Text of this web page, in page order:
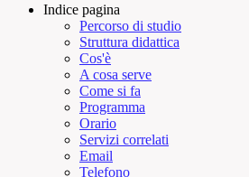
Indice pagina
Percorso di studio
Struttura didattica
Cos'è
A cosa serve
Come si fa
Programma
Orario
Servizi correlati
Email
Telefono